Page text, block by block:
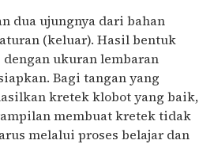
dua ujungnya dari bahan
(keluar). Hasil bentuk
ukuran lembaran
Bagi tangan yang
kretek klobot yang baik,
membuat kretek tidak
melalui proses belajar dan